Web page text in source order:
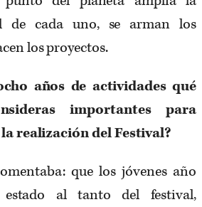
de cada uno, se arman los
los proyectos.
años de actividades qué
importantes para
realización del Festival?
que los jóvenes año
al tanto del festival,